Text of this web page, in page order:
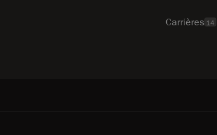
Carrières 14